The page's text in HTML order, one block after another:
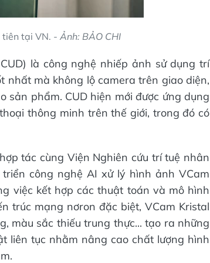
tại VN. - Ảnh: BẢO CHI
là công nghệ nhiếp ảnh sử dụng trí
nhất mà không lộ camera trên giao diện,
phẩm. CUD hiện mới được ứng dụng
thông minh trên thế giới, trong đó có
tác cùng Viện Nghiên cứu trí tuệ nhân
công nghệ AI xử lý hình ảnh VCam
việc kết hợp các thuật toán và mô hình
trúc mạng nơron đặc biệt, VCam Kristal
màu sắc thiếu trung thực... tạo ra những
liên tục nhằm nâng cao chất lượng hình